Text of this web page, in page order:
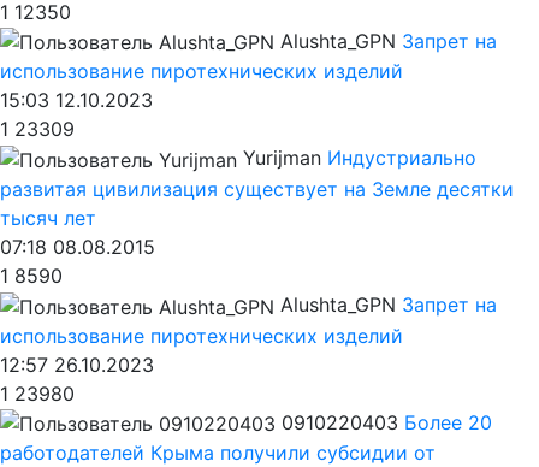
1 12350
Alushta_GPN Запрет на
использование пиротехнических изделий
15:03 12.10.2023
1 23309
Yurijman Индустриально
развитая цивилизация существует на Земле десятки
тысяч лет
07:18 08.08.2015
1 8590
Alushta_GPN Запрет на
использование пиротехнических изделий
12:57 26.10.2023
1 23980
0910220403 Более 20
работодателей Крыма получили субсидии от